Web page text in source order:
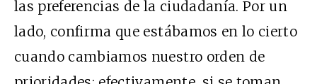
las preferencias de la ciudadanía. Por un
lado, confirma que estábamos en lo cierto
cuando cambiamos nuestro orden de